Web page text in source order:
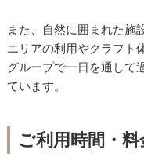
また、自然に囲まれた施
エリアの利用やクラフト
グループで一日を通して
ています。
ご利用時間・料